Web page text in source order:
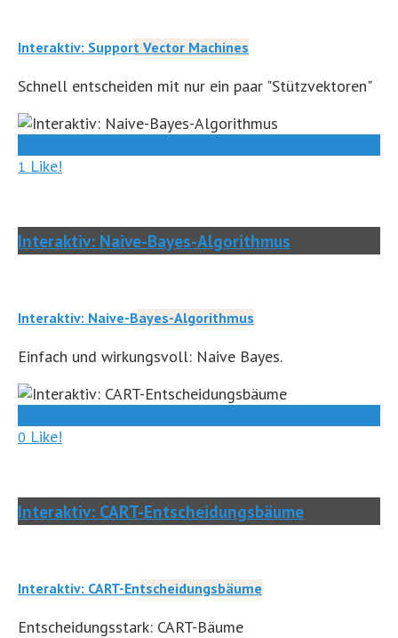
Interaktiv: Support Vector Machines
Schnell entscheiden mit nur ein paar "Stützvektoren"
1 Like!
Interaktiv: Naive-Bayes-Algorithmus
Interaktiv: Naive-Bayes-Algorithmus
Einfach und wirkungsvoll: Naive Bayes.
0 Like!
Interaktiv: CART-Entscheidungsbäume
Interaktiv: CART-Entscheidungsbäume
Entscheidungsstark: CART-Bäume